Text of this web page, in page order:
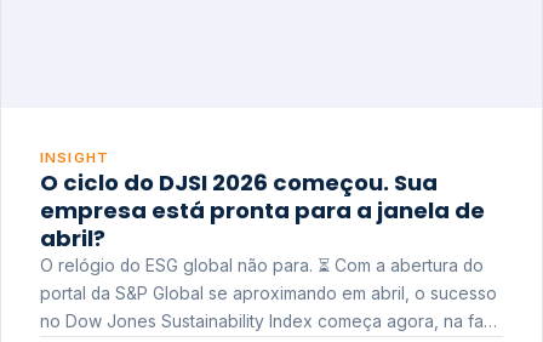
INSIGHT
O ciclo do DJSI 2026 começou. Sua
empresa está pronta para a janela de
abril?
O relógio do ESG global não para. ⏳ Com a abertura do
portal da S&P Global se aproximando em abril, o sucesso
no Dow Jones Sustainability Index começa agora, na fase